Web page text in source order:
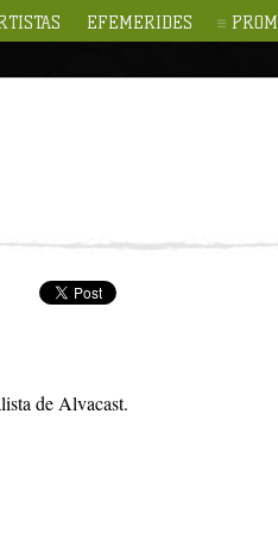
EFEMERIDES
de Alvacast.